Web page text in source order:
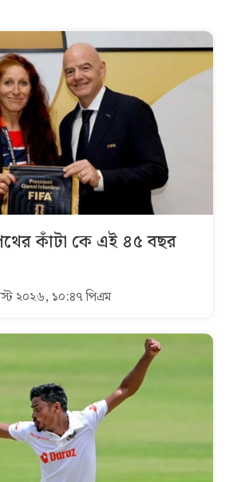
কাঁটা কে এই ৪৫ বছর
২০২৬, ১০:৪৭ পিএম